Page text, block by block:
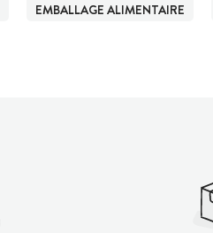
EMBALLAGE ALIMENTAIRE